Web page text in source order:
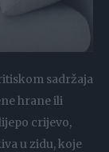
sadržaja
hrane ili
crijevo,
u zidu, koje